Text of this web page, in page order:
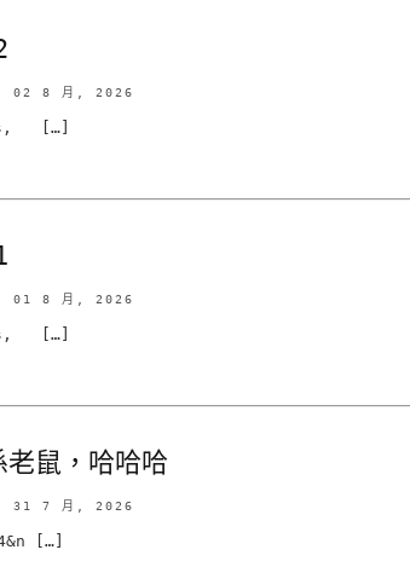
02 8 月, 2026
[…]
01 8 月, 2026
[…]
鼠，哈哈哈
31 7 月, 2026
[…]